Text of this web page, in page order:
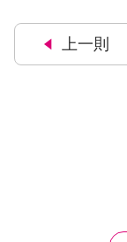
上一則